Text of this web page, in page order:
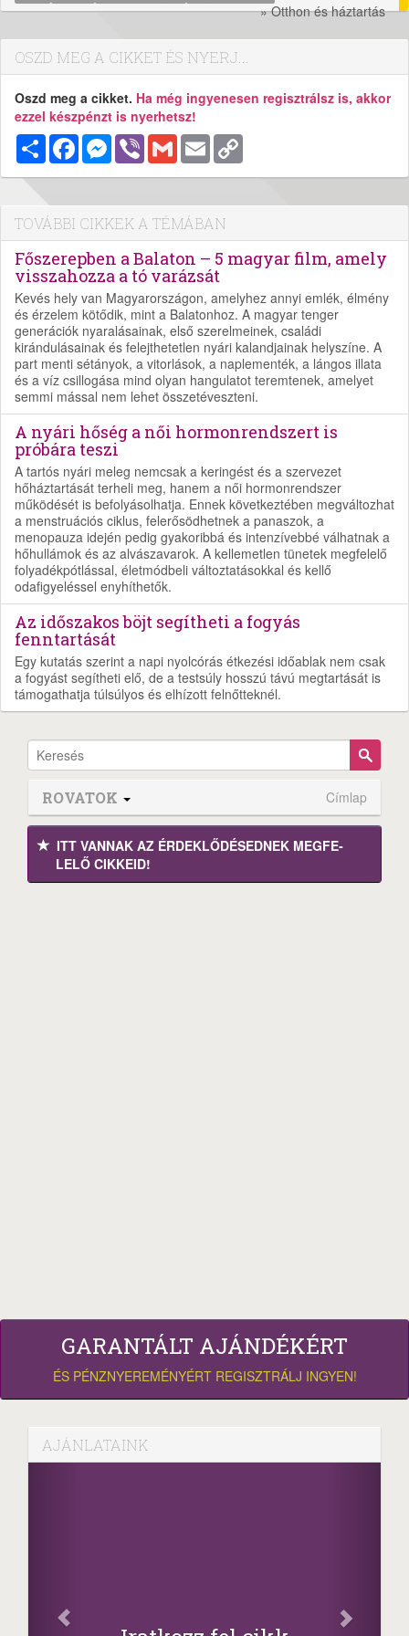
» Otthon és háztartás
OSZD MEG A CIKKET ÉS NYERJ...
Oszd meg a cikket. Ha még ingyenesen regisztrálsz is, akkor
ezzel készpénzt is nyerhetsz!
MegosztásFacebookMessenger
Viber Gmail Email
TOVÁBBI CIKKEK A TÉMÁBAN
Főszerepben a Balaton – 5 magyar film, amely
visszahozza a tó varázsát
Kevés hely van Magyarországon, amelyhez annyi emlék, élmény
és érzelem kötődik, mint a Balatonhoz. A magyar tenger
generációk nyaralásainak, első szerelmeinek, családi
kirándulásainak és felejthetetlen nyári kalandjainak helyszíne. A
part menti sétányok, a vitorlások, a naplementék, a lángos illata
és a víz csillogása mind olyan hangulatot teremtenek, amelyet
semmi mással nem lehet összetéveszteni.
A nyári hőség a női hormonrendszert is
próbára teszi
A tartós nyári meleg nemcsak a keringést és a szervezet
hőháztartását terheli meg, hanem a női hormonrendszer
működését is befolyásolhatja. Ennek következtében megváltozhat
a menstruációs ciklus, felerősödhetnek a panaszok, a
menopauza idején pedig gyakoribbá és intenzívebbé válhatnak a
hőhullámok és az alvászavarok. A kellemetlen tünetek megfelelő
folyadékpótlással, életmódbeli változtatásokkal és kellő
odafigyeléssel enyhíthetők.
Az időszakos böjt segítheti a fogyás
fenntartását
Egy kutatás szerint a napi nyolcórás étkezési időablak nem csak
a fogyást segítheti elő, de a testsúly hosszú távú megtartását is
támogathatja túlsúlyos és elhízott felnőtteknél.
ROVATOK Címlap
ITT VANNAK AZ ÉRDEK­LŐDÉ­SEDNEK MEGFE­
LELŐ CIKKEID!
GARANTÁLT AJÁNDÉKÉRT
ÉS PÉNZNYEREMÉNYÉRT REGISZTRÁLJ INGYEN!
AJÁNLATAINK
Oszd meg